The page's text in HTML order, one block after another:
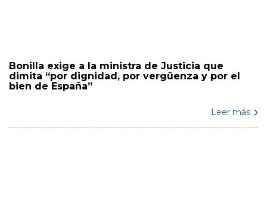
Bonilla exige a la ministra de Justicia que
dimita “por dignidad, por vergüenza y por el
bien de España”
Leer más